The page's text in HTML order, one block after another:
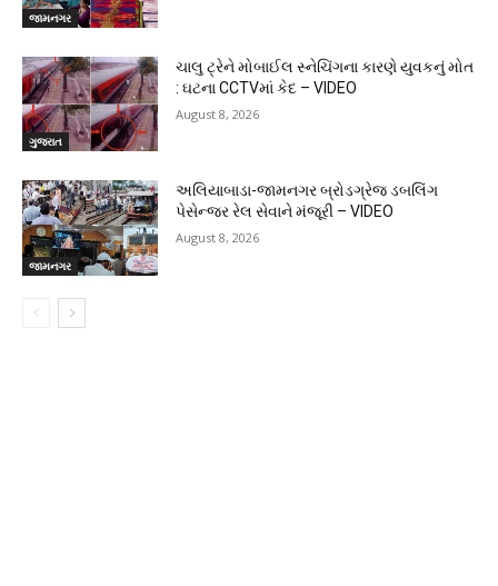
જામનગર
ગુજરાત
ચાલુ ટ્રેને મોબાઈલ સ્નેચિંગના કારણે યુવકનું મોત
: ઘટના CCTVમાં કેદ – VIDEO
August 8, 2026
જામનગર
અલિયાબાડા-જામનગર બ્રોડગ્રેજ ડબલિંગ
પેસેન્જર રેલ સેવાને મંજૂરી – VIDEO
August 8, 2026